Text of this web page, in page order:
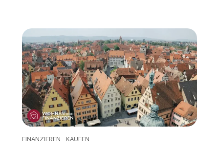
FINANZIEREN KAUFEN